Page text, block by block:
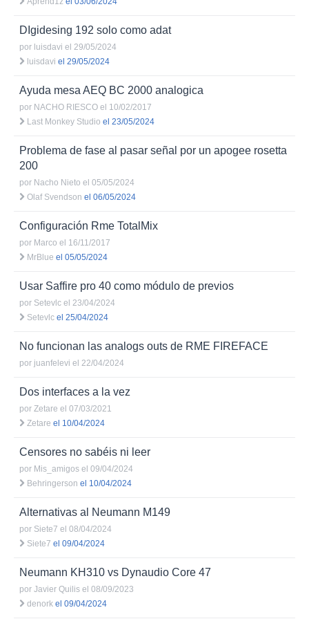
DIgidesing 192 solo como adat
por luisdavi el 29/05/2024
luisdavi el 29/05/2024
Ayuda mesa AEQ BC 2000 analogica
por NACHO RIESCO el 10/02/2017
Last Monkey Studio el 23/05/2024
Problema de fase al pasar señal por un apogee rosetta
200
por Nacho Nieto el 05/05/2024
Olaf Svendson el 06/05/2024
Configuración Rme TotalMix
por Marco el 16/11/2017
MrBlue el 05/05/2024
Usar Saffire pro 40 como módulo de previos
por Setevlc el 23/04/2024
Setevlc el 25/04/2024
No funcionan las analogs outs de RME FIREFACE
por juanfelevi el 22/04/2024
Dos interfaces a la vez
por Zetare el 07/03/2021
Zetare el 10/04/2024
Censores no sabéis ni leer
por Mis_amigos el 09/04/2024
Behringerson el 10/04/2024
Alternativas al Neumann M149
por Siete7 el 08/04/2024
Siete7 el 09/04/2024
Neumann KH310 vs Dynaudio Core 47
por Javier Quilis el 08/09/2023
denork el 09/04/2024